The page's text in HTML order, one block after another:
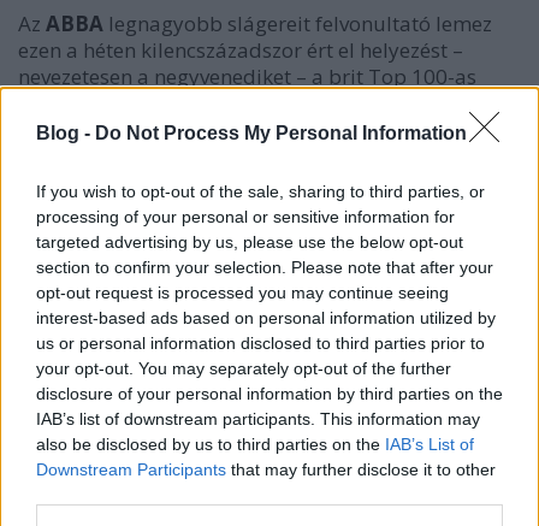
Blog - Do Not Process My Personal Information
If you wish to opt-out of the sale, sharing to third parties, or
processing of your personal or sensitive information for
targeted advertising by us, please use the below opt-out
section to confirm your selection. Please note that after your
opt-out request is processed you may continue seeing
interest-based ads based on personal information utilized by
us or personal information disclosed to third parties prior to
your opt-out. You may separately opt-out of the further
disclosure of your personal information by third parties on the
IAB’s list of downstream participants. This information may
also be disclosed by us to third parties on the IAB’s List of
Downstream Participants that may further disclose it to other
Az ABBA legnagyobb slágereit felvonultató lemez
ezen a héten kilencszázadszor ért el helyezést –
nevezetesen a negyvenediket – a brit Top 100-as
beelőzteBob Marley-t ( Legends, 888 hét), a
Pink Floydot(Dark Side Of The Moon, 534). AGold
annak idején a toplista élén nyitott, ezt követően
még hétszer volt listavezető, például aMamma Mia!
2008-as mozibemutatóját követően is; 61
alkalommal fért be a top 10-be, például aMamma
Mia! Sose hagyjuk abba 2018-as mozibemutatóját
követően. Az elmúlt két évben pedig egyszer sem
esett ki a legjobb százból;most éppa 32. helyről
csúszott le a negyvenedikre. Az albumlista
összesítésébe természetesen a cédé- és
vinyleladások mellett a digitális letöltéseket és a
streamet is beleszámítják.